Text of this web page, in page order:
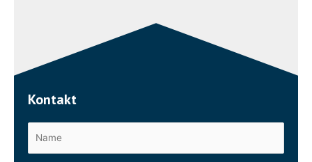
Kontakt